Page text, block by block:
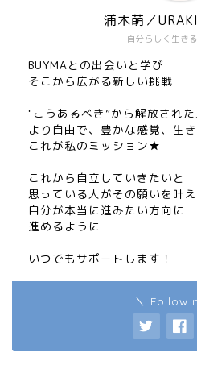
自分らしく生き
浦木萌／
BUYMAとの出会いと学び
そこから広がる新しい挑戦
"こうあるべき”から解放された
より自由で、豊かな感覚、生
これが私のミッション★
これから自立していきたいと
思っている人がその願いを叶え
自分が本当に進みたい方向に
進めるように
いつでもサポートします！
＼ Follow